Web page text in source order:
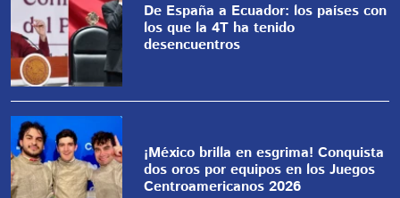
De España a Ecuador: los países con
los que la 4T ha tenido
desencuentros
¡México brilla en esgrima! Conquista
dos oros por equipos en los Juegos
Centroamericanos 2026